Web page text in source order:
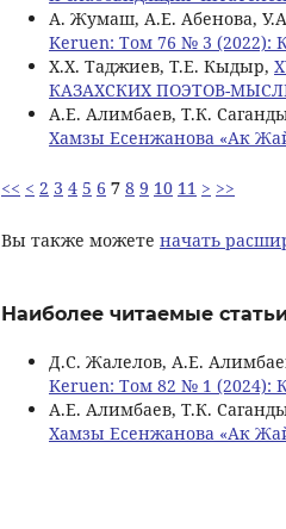
А. Жумаш, А.Е. Абенова,
Keruen: Том 76 № 3 (2022):
Х.Х. Таджиев, Т.Е. Кыдыр,
КАЗАХСКИХ ПОЭТОВ-
А.Е. Алимбаев, Т.К.
Хамзы Есенжанова «Ак
<< < 2 3 4 5 6 7 8 9 10 11 > >>
Вы также можете начать
Наиболее читаемые
Д.С. Жалелов, А.Е.
Keruen: Том 82 № 1 (2024):
А.Е. Алимбаев, Т.К.
Хамзы Есенжанова «Ак